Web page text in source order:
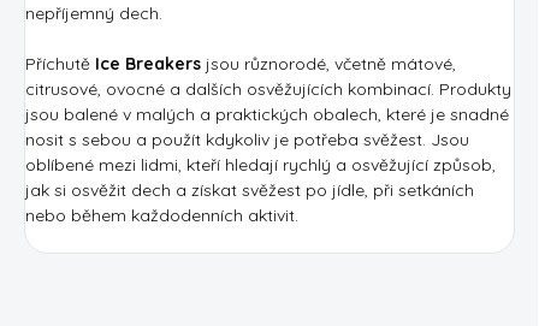
nepříjemný dech.
Příchutě Ice Breakers jsou různorodé, včetně mátové,
citrusové, ovocné a dalších osvěžujících kombinací. Produkty
jsou balené v malých a praktických obalech, které je snadné
nosit s sebou a použít kdykoliv je potřeba svěžest. Jsou
oblíbené mezi lidmi, kteří hledají rychlý a osvěžující způsob,
jak si osvěžit dech a získat svěžest po jídle, při setkáních
nebo během každodenních aktivit.